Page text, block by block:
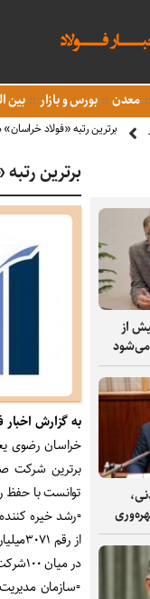
معدن بورس و بازار بین
برترین رتبه «فولاد خراسان» در جمع
از
برترین رتبه
به گزارش اخبار
خراسان رضوی
برترین شرکت
توانست با حفظ روند رو به رشد
در میان ١٠٠شرکت برتر ایران در فضای کسب و کار بوده است.